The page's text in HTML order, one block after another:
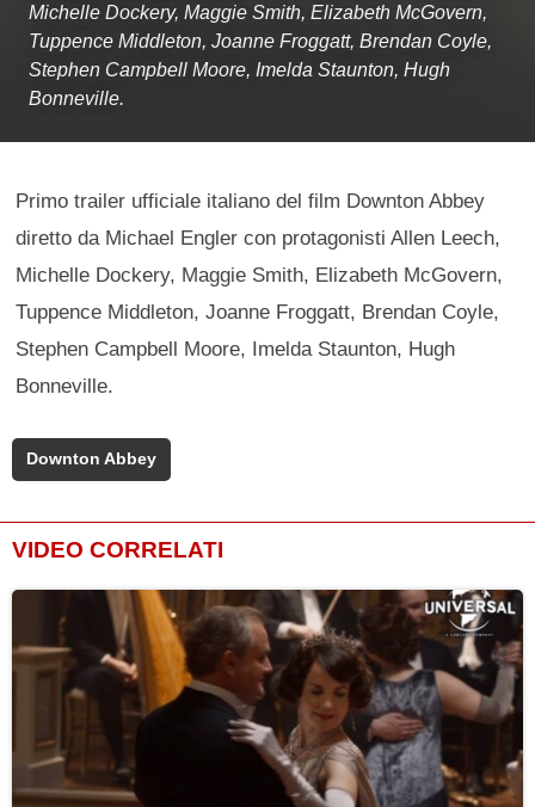
Michelle Dockery, Maggie Smith, Elizabeth McGovern,
Tuppence Middleton, Joanne Froggatt, Brendan Coyle,
Stephen Campbell Moore, Imelda Staunton, Hugh
Bonneville.
Primo trailer ufficiale italiano del film Downton Abbey
diretto da Michael Engler con protagonisti Allen Leech,
Michelle Dockery, Maggie Smith, Elizabeth McGovern,
Tuppence Middleton, Joanne Froggatt, Brendan Coyle,
Stephen Campbell Moore, Imelda Staunton, Hugh
Bonneville.
Downton Abbey
VIDEO CORRELATI